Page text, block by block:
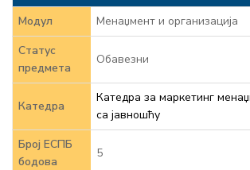
Модул
Менаџмент и организација
Статус
предмета
Обавезни
Катедра
Катедра за маркетинг
са јавношћу
Број ЕСПБ
бодова
5